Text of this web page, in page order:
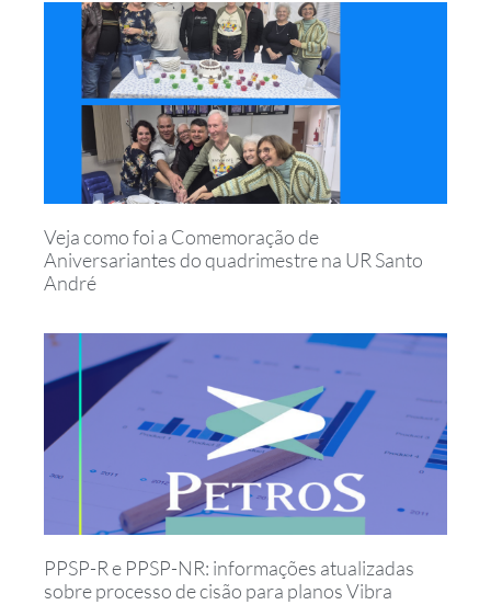
Veja como foi a Comemoração de
Aniversariantes do quadrimestre na UR Santo
André
PPSP-R e PPSP-NR: informações atualizadas
sobre processo de cisão para planos Vibra